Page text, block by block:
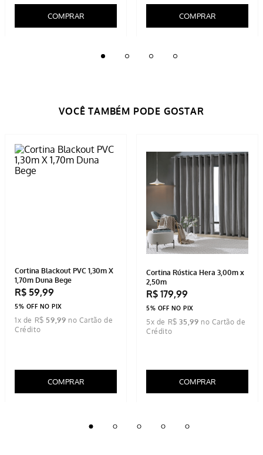
COMPRAR COMPRAR
Cortina Blackout PVC 1,30m X
1,70m Duna Bege
R$ 59,99
5% OFF NO PIX
1x de R$ 59,99
COMPRAR
Cortina Rústica Hera 3,00m x
2,50m
R$ 179,99
5% OFF NO PIX
5x de R$ 35 ,99
COMPRAR